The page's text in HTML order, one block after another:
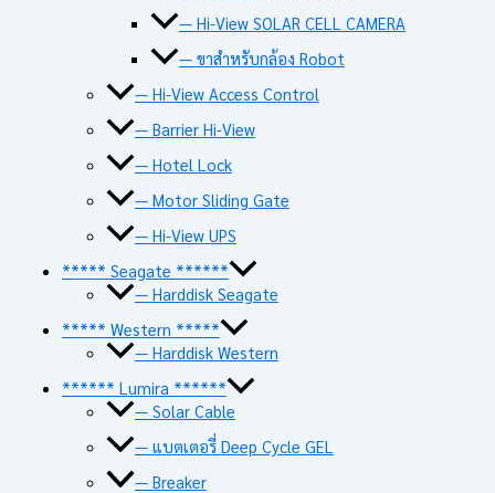
— Hi-View SOLAR CELL CAMERA
— ขาสำหรับกล้อง Robot
— Hi-View Access Control
— Barrier Hi-View
— Hotel Lock
— Motor Sliding Gate
— Hi-View UPS
***** Seagate ******
— Harddisk Seagate
***** Western *****
— Harddisk Western
****** Lumira ******
— Solar Cable
— แบตเตอรี่ Deep Cycle GEL
— Breaker